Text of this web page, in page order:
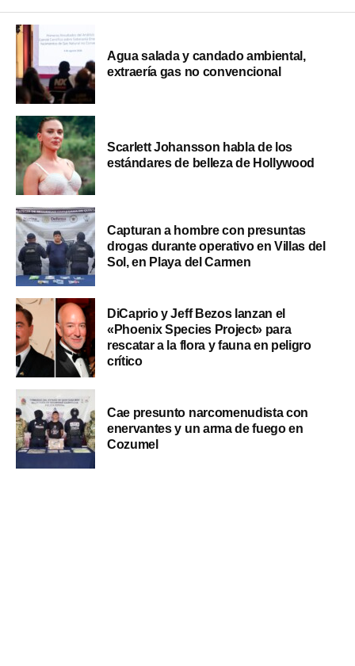
Agua salada y candado ambiental,
extraería gas no convencional
Scarlett Johansson habla de los
estándares de belleza de Hollywood
Capturan a hombre con presuntas
drogas durante operativo en Villas del
Sol, en Playa del Carmen
DiCaprio y Jeff Bezos lanzan el
«Phoenix Species Project» para
rescatar a la flora y fauna en peligro
crítico
Cae presunto narcomenudista con
enervantes y un arma de fuego en
Cozumel